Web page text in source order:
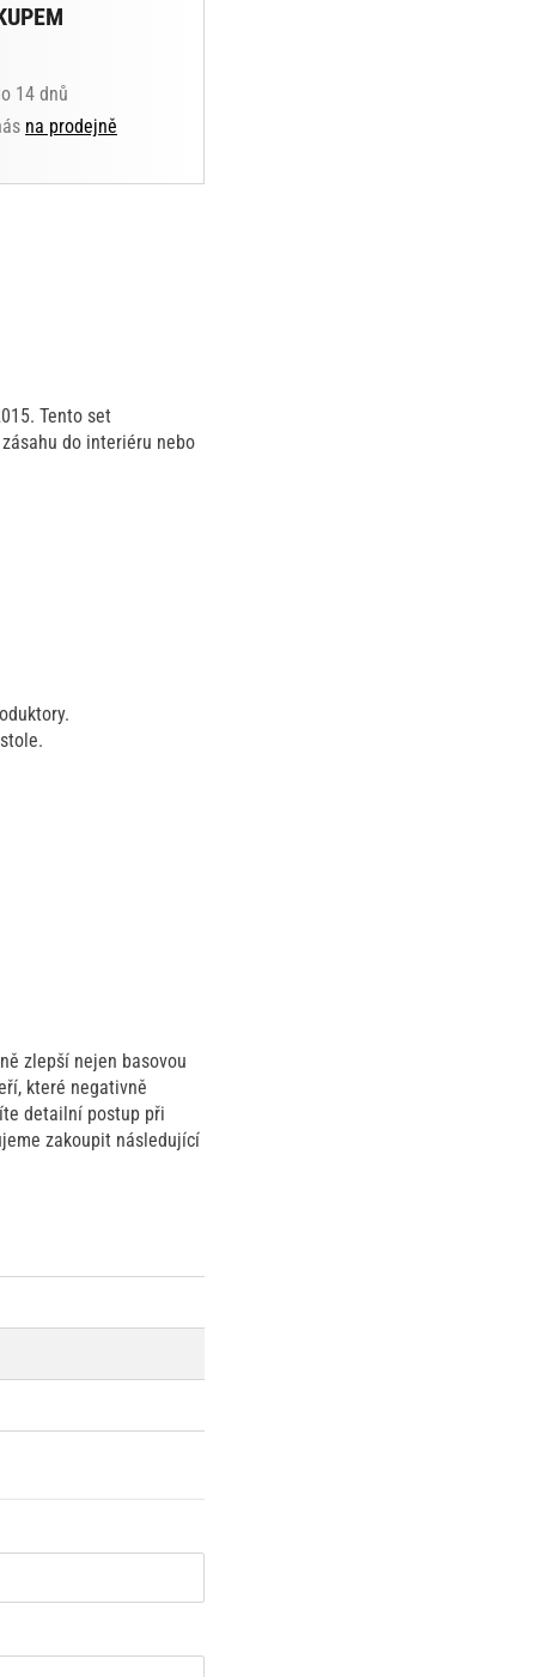
14 dnů
na prodejně
Tento set
do interiéru nebo
zlepší nejen basovou
které negativně
detailní postup při
zakoupit následující